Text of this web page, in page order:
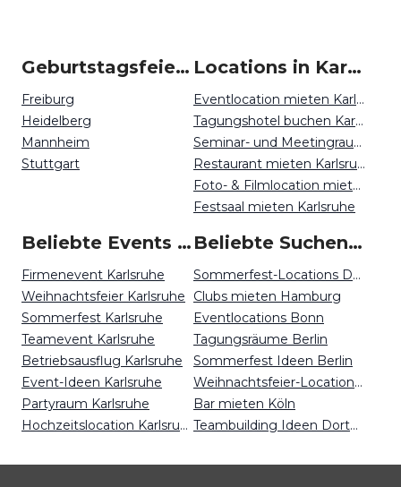
Geburtstagsfeiern um Karlsruhe
Freiburg
Heidelberg
Mannheim
Stuttgart
Locations in Karlsruhe mieten
Eventlocation mieten Karlsruhe
Tagungshotel buchen Karlsruhe
Seminar- und Meetingraum mieten Karlsruhe
Restaurant mieten Karlsruhe
Foto- & Filmlocation mieten Karlsruhe
Festsaal mieten Karlsruhe
Beliebte Events in Karlsruhe
Firmenevent Karlsruhe
Weihnachtsfeier Karlsruhe
Sommerfest Karlsruhe
Teamevent Karlsruhe
Betriebsausflug Karlsruhe
Event-Ideen Karlsruhe
Partyraum Karlsruhe
Hochzeitslocation Karlsruhe
Beliebte Suchen auf Event Inc
Sommerfest-Locations Dortmund
Clubs mieten Hamburg
Eventlocations Bonn
Tagungsräume Berlin
Sommerfest Ideen Berlin
Weihnachtsfeier-Locations Nürnberg
Bar mieten Köln
Teambuilding Ideen Dortmund